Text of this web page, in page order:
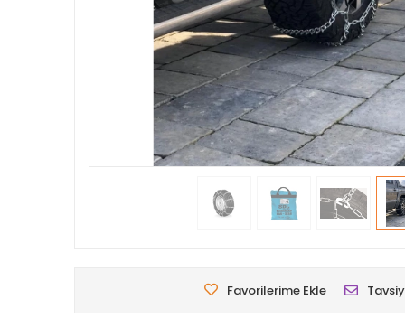
Favorilerime Ekle